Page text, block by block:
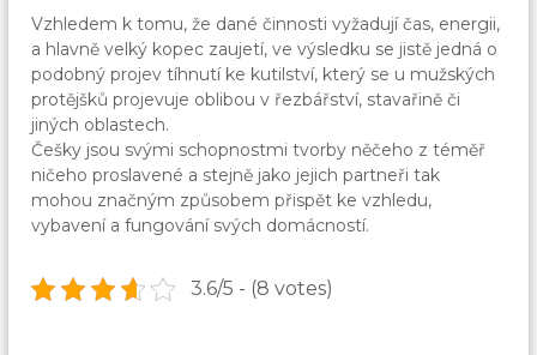
Vzhledem k tomu, že dané činnosti vyžadují čas, energii,
a hlavně velký kopec zaujetí, ve výsledku se jistě jedná o
podobný projev tíhnutí ke kutilství, který se u mužských
protějšků projevuje oblibou v řezbářství, stavařině či
jiných oblastech.
Češky jsou svými schopnostmi tvorby něčeho z téměř
ničeho proslavené a stejně jako jejich partneři tak
mohou značným způsobem přispět ke vzhledu,
vybavení a fungování svých domácností.
3.6/5 - (8 votes)